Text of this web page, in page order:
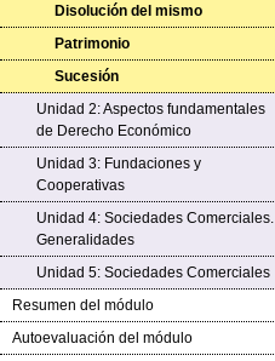
Disolución del mismo
Patrimonio
Sucesión
Unidad 2: Aspectos fundamentales
de Derecho Económico
Unidad 3: Fundaciones y
Cooperativas
Unidad 4: Sociedades Comerciales.
Generalidades
Unidad 5: Sociedades Comerciales
Resumen del módulo
Autoevaluación del módulo